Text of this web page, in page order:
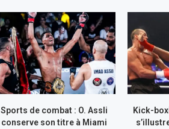
Sports de combat : O. Assli
conserve son titre à Miami
Kick-